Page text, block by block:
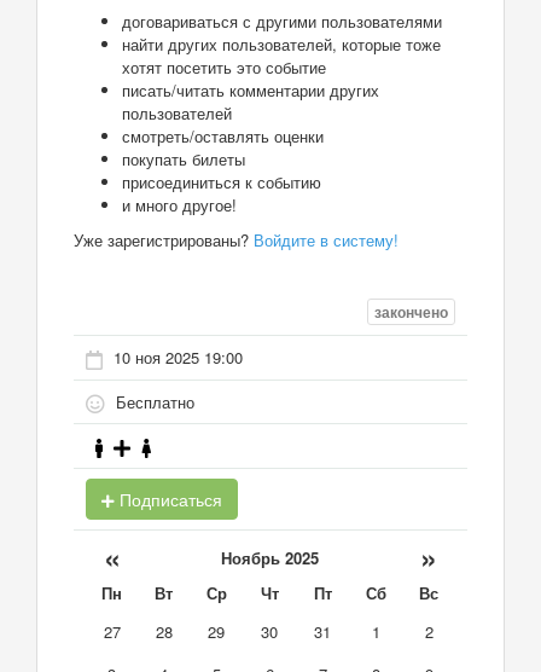
договариваться с другими пользователями
найти других пользователей, которые тоже
хотят посетить это событие
писать/читать комментарии других
пользователей
смотреть/оставлять оценки
покупать билеты
присоединиться к событию
и много другое!
Уже зарегистрированы? Войдите в систему!
закончено
10 ноя 2025 19:00
Бесплатно
Подписаться
« Ноябрь 2025 »
Пн Вт Ср Чт Пт Сб
Вс
27
28 29 30 31 1
2